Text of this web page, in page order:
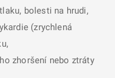
bolesti na hrudi,
(zrychlená
zhoršení nebo ztráty